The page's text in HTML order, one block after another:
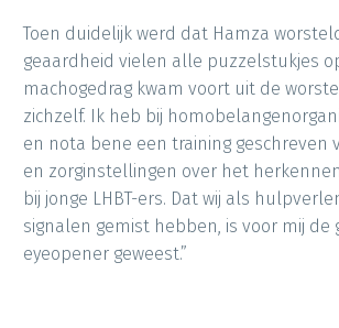
Toen duidelijk werd dat Hamza
geaardheid vielen alle puzzelstukjes
machogedrag kwam voort uit de
zichzelf. Ik heb bij
en nota bene een training geschreven
en zorginstellingen over het
bij jonge LHBT-ers. Dat wij als
signalen gemist hebben, is voor mij de
eyeopener geweest.”